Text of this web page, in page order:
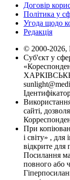
Договір
Політика у
Угода щодо
Редакція
© 2000-2026,
Суб'єкт у
ХАРКІВСЬКЕ
сайті,
При
і світу» ,
відкрите для
Посилання
повного або